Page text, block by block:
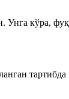
кўра,
тартибда